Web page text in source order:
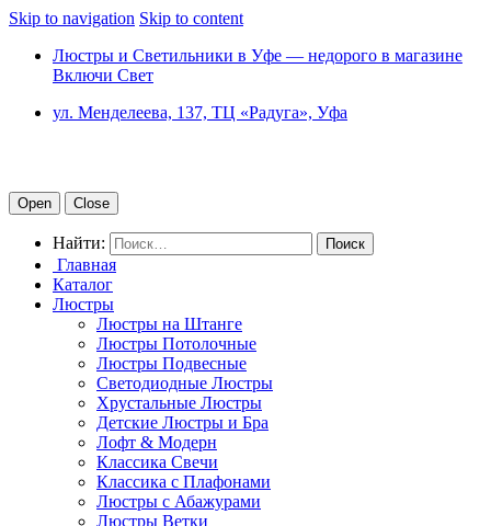
Skip to navigation Skip to content
Люстры и Светильники в Уфе — недорого в магазине
Включи Свет
ул. Менделеева, 137, ТЦ «Радуга», Уфа
Open Close
Найти:
Главная
Каталог
Люстры
Люстры на Штанге
Люстры Потолочные
Люстры Подвесные
Светодиодные Люстры
Хрустальные Люстры
Детские Люстры и Бра
Лофт & Модерн
Классика Свечи
Классика с Плафонами
Люстры с Абажурами
Люстры Ветки